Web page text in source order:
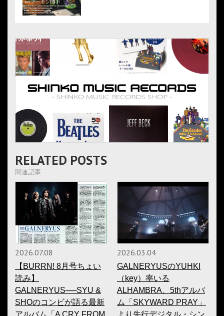
RELATED POSTS
関連記事
2026.07.08
【BURRN! 8月号ちょい
読み】
GALNERYUS──SYU &
SHOのコンビが語る最新
2026.03.04
GALNERYUSのYUHKI
（key）率いる
ALHAMBRA、5thアルバ
ム「SKYWARD PRAY」